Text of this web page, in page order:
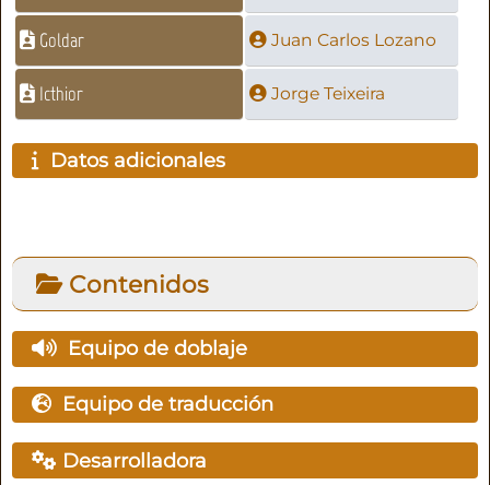
Goldar Juan Carlos Lozano
Icthior Jorge Teixeira
Datos adicionales
Contenidos
Equipo de doblaje
Equipo de traducción
Desarrolladora